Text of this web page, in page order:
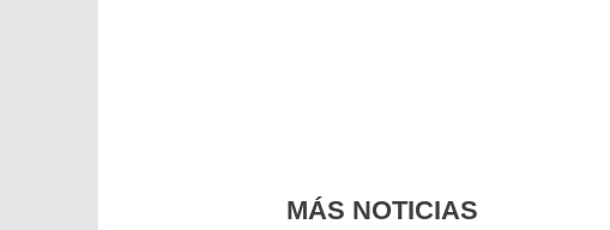
MÁS NOTICIAS